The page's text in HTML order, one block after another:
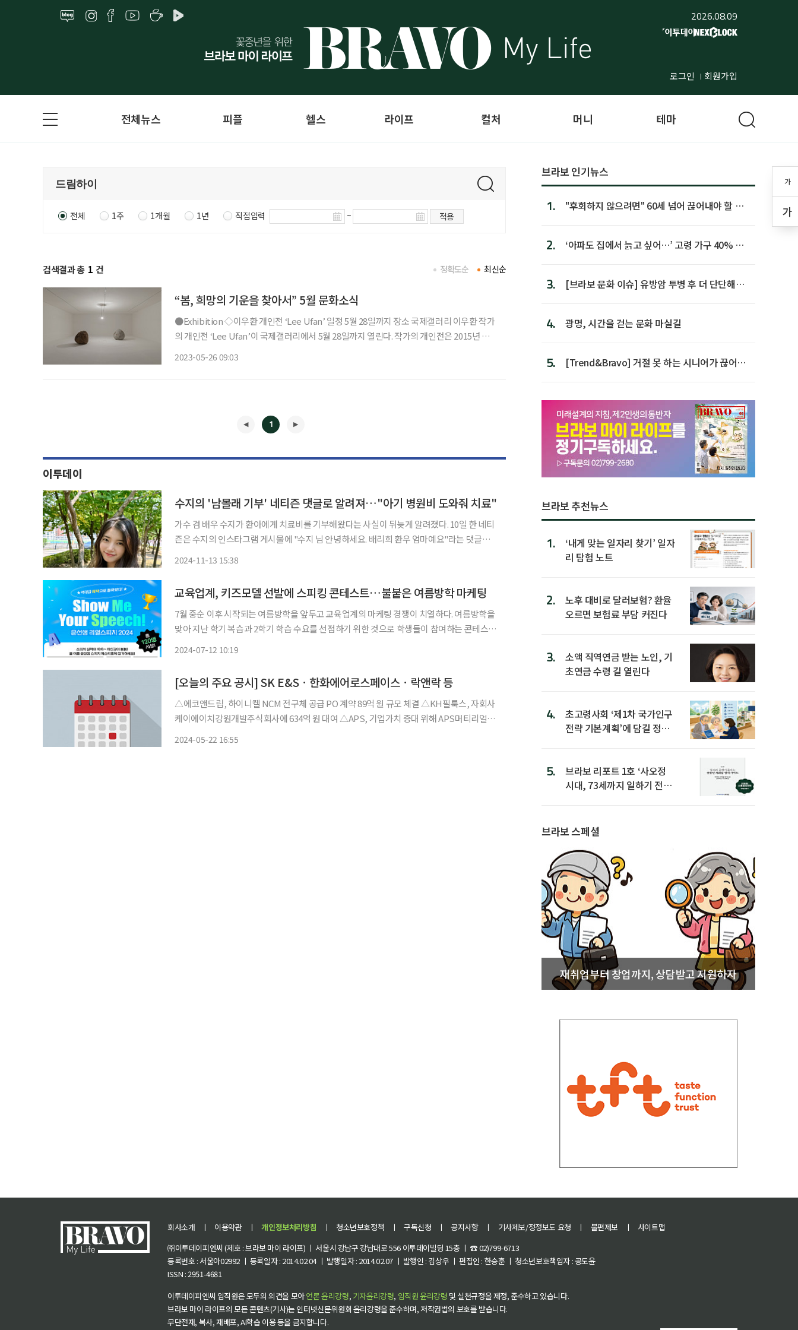
2026.08.09
로그인 회원가입
가
가
전체뉴스 피플 헬스 라이프 컬처 머니 테마
전체 1주 1개월 1년 직접입력 ~ 적용
검색결과 총 1 건 최신순
정확도순
“봄, 희망의 기운을 찾아서” 5월 문화소식
●Exhibition ◇이우환 개인전 ‘Lee Ufan’ 일정 5월 28일까지 장소 국제갤러리 이우환 작가
의 개인전 ‘Lee Ufan’이 국제갤러리에서 5월 28일까지 열린다. 작가의 개인전은 2015년 부
2023-05-26 09:03
1
이투데이
수지의 '남몰래 기부' 네티즌 댓글로 알려져…"아기 병원비 도와줘 치료"
가수 겸 배우 수지가 환아에게 치료비를 기부해왔다는 사실이 뒤늦게 알려졌다. 10일 한 네티
즌은 수지의 인스타그램 게시물에 "수지 님 안녕하세요. 배리희 환우 엄마예요"라는 댓글을
2024-11-13 15:38
교육업계, 키즈모델 선발에 스피킹 콘테스트…불붙은 여름방학 마케팅
7월 중순 이후 시작되는 여름방학을 앞두고 교육업계의 마케팅 경쟁이 치열하다. 여름방학을
맞아 지난 학기 복습과 2학기 학습 수요를 선점하기 위한 것으로 학생들이 참여하는 콘테스트
2024-07-12 10:19
[오늘의 주요 공시] SK E&Sㆍ한화에어로스페이스ㆍ락앤락 등
△에코앤드림, 하이니켈 NCM 전구체 공급 PO 계약 89억 원 규모 체결 △KH필룩스, 자회사
케이에이치강원개발주식회사에 634억 원 대여 △APS, 기업가치 증대 위해 APS머티리얼즈
2024-05-22 16:55
브라보 인기뉴스
1.
"후회하지 않으려면" 60세 넘어 끊어내야 할 사
2.
‘아파도 집에서 늙고 싶어…’ 고령 가구 40% 노
3.
[브라보 문화 이슈] 유방암 투병 후 더 단단해진
4. 광명, 시간을 걷는 문화 마실길
5.
[Trend&Bravo] 거절 못 하는 시니어가 끊어야
브라보 추천뉴스
1.
‘내게 맞는 일자리 찾기’ 일자
리 탐험 노트
2.
노후 대비로 달러보험? 환율
오르면 보험료 부담 커진다
3.
소액 직역연금 받는 노인, 기
초연금 수령 길 열린다
4.
초고령사회 ‘제1차 국가인구
전략 기본계획’에 담길 정책
5.
브라보 리포트 1호 ‘사오정
시대, 73세까지 일하기 전략’
브라보 스페셜
재취업부터 창업까지, 상담받고 지원하자
회사소개 ㅣ 이용약관 ㅣ 개인정보처리방침 ㅣ 청소년보호정책 ㅣ 구독신청 ㅣ 공지사항 ㅣ 기사제보/정정보도 요청 ㅣ 불편제보 ㅣ
사이트맵
㈜이투데이피엔씨 (제호 : 브라보 마이 라이프) ㅣ 서울시 강남구 강남대로 556 이투데이빌딩 15층 ㅣ ☎ 02)799-6713
등록번호 : 서울아02992 ㅣ 등록일자 : 2014.02.04 ㅣ 발행일자 : 2014.02.07 ㅣ 발행인 : 김상우 ㅣ 편집인 : 한승훈 ㅣ 청소년보호책임자 : 공도윤
ISSN : 2951-4681
이투데이피엔씨 임직원은 모두의 의견을 모아언론 윤리강령, 기자윤리강령, 임직원 윤리강령 및 실천규정을 제정, 준수하고 있습니다.
브라보 마이 라이프의 모든 콘텐츠(기사)는 인터넷신문위원회 윤리강령을 준수하며, 저작권법의 보호를 받습니다.
무단전재, 복사, 재배포, AI학습 이용 등을 금지합니다.